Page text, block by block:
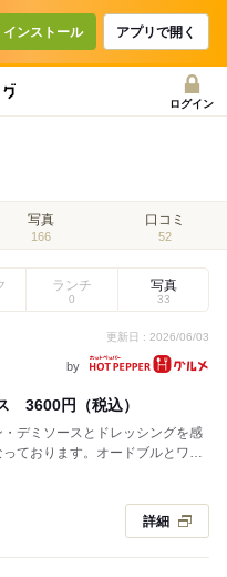
インストール アプリで開く
ログイン
写真
166
口コミ
52
ランチ
0
写真
33
更新日 : 2026/06/03
by
3600円（税込）
デミソースとドレッシングを感
っております。オードブルとワ…
詳細
クーポン
予約する